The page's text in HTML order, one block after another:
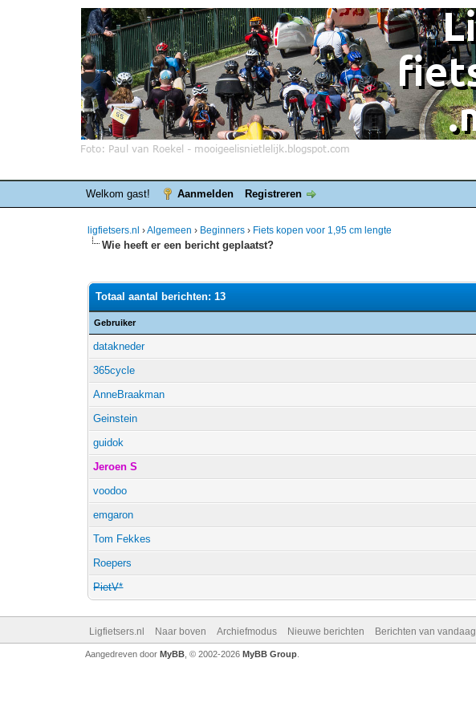
Welkom gast! Aanmelden Registreren
ligfietsers.nl ›Algemeen › Beginners › Fiets kopen voor 1,95 cm lengte
Wie heeft er een bericht geplaatst?
Totaal aantal berichten: 13
Gebruiker
datakneder
365cycle
AnneBraakman
Geinstein
guidok
Jeroen S
voodoo
emgaron
Tom Fekkes
Roepers
PietV*
Ligfietsers.nl Naar boven Archiefmodus Nieuwe berichten Berichten van vandaag
Aangedreven door MyBB, © 2002-2026 MyBB Group.